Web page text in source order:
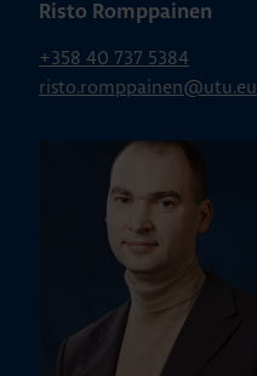
Risto Romppainen
+358 40 737 5384
risto.romppainen@utu.eu